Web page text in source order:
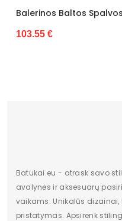
Lytis
Būklė
Vertimai
Spalvos (BSB7898)
Batukai.eu - atrask savo
avalynės ir aksesuarų
vaikams. Unikalūs
pristatymas. Apsirenk